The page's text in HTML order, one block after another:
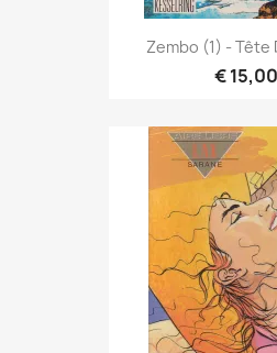
Zembo (1) - Tête
€ 15,00